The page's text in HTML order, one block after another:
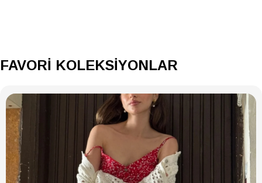
Kalıp Regular
Kap Kapsız
Kapama Şekli Düğmeli
Kemer/Kuşak
Durumu
Kemersiz
Kol Boyu Kolsuz
Kol Tipi Kolsuz
FAVORİ KOLEKSİYONLAR